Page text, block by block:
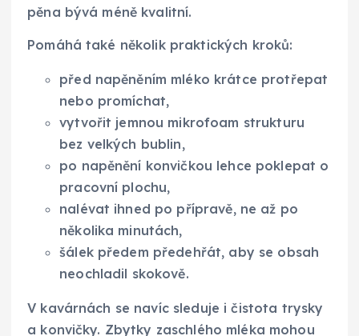
pěna bývá méně kvalitní.
Pomáhá také několik praktických kroků:
před napěněním mléko krátce protřepat
nebo promíchat,
vytvořit jemnou mikrofoam strukturu
bez velkých bublin,
po napěnění konvičkou lehce poklepat o
pracovní plochu,
nalévat ihned po přípravě, ne až po
několika minutách,
šálek předem předehřát, aby se obsah
neochladil skokově.
V kavárnách se navíc sleduje i čistota trysky
a konvičky. Zbytky zaschlého mléka mohou